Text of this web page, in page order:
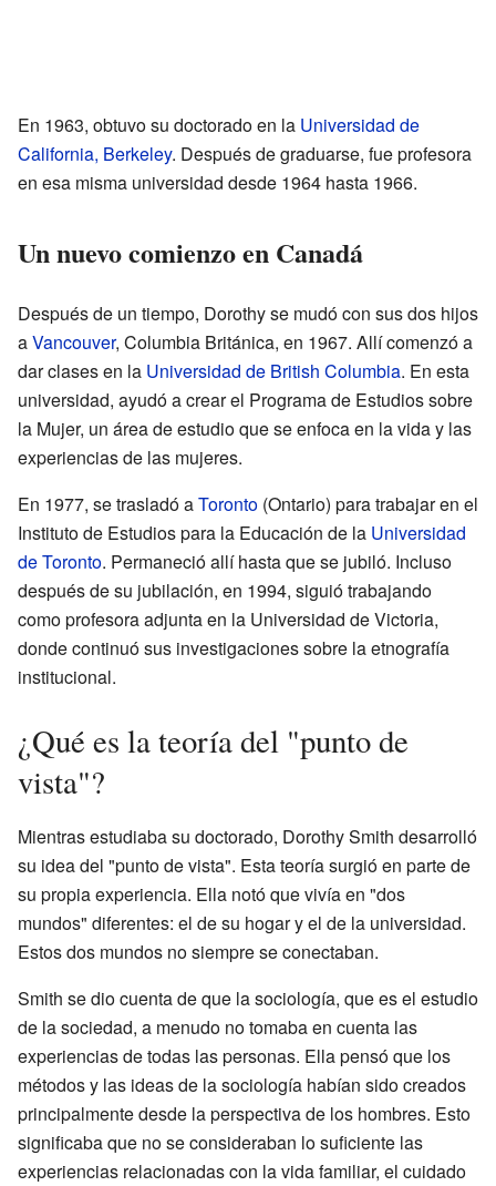
En 1963, obtuvo su doctorado en la Universidad de
California, Berkeley. Después de graduarse, fue profesora
en esa misma universidad desde 1964 hasta 1966.
Un nuevo comienzo en Canadá
Después de un tiempo, Dorothy se mudó con sus dos hijos
aVancouver, Columbia Británica, en 1967. Allí comenzó a
dar clases en la Universidad de British Columbia. En esta
universidad, ayudó a crear el Programa de Estudios sobre
la Mujer, un área de estudio que se enfoca en la vida y las
experiencias de las mujeres.
En 1977, se trasladó aToronto (Ontario) para trabajar en el
Instituto de Estudios para la Educación de la Universidad
de Toronto. Permaneció allí hasta que se jubiló. Incluso
después de su jubilación, en 1994, siguió trabajando
como profesora adjunta en la Universidad de Victoria,
donde continuó sus investigaciones sobre la etnografía
institucional.
¿Qué es la teoría del "punto de
vista"?
Mientras estudiaba su doctorado, Dorothy Smith desarrolló
su idea del "punto de vista". Esta teoría surgió en parte de
su propia experiencia. Ella notó que vivía en "dos
mundos" diferentes: el de su hogar y el de la universidad.
Estos dos mundos no siempre se conectaban.
Smith se dio cuenta de que la sociología, que es el estudio
de la sociedad, a menudo no tomaba en cuenta las
experiencias de todas las personas. Ella pensó que los
métodos y las ideas de la sociología habían sido creados
principalmente desde la perspectiva de los hombres. Esto
significaba que no se consideraban lo suficiente las
experiencias relacionadas con la vida familiar, el cuidado